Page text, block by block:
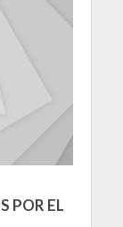
POR EL